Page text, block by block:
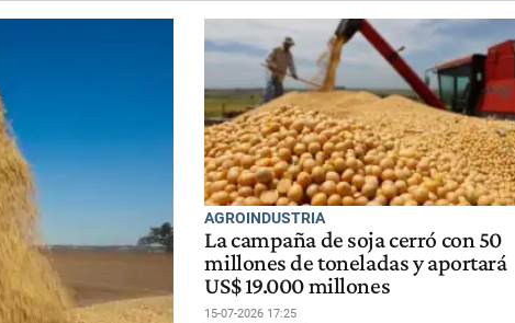
AGROINDUSTRIA
La campaña de soja cerró con 50
millones de toneladas y aportará
US$ 19.000 millones
15-07-2026 17:25